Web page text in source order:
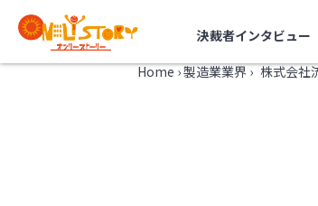
決裁者インタビュー
Home ›製造業業界 › 株式会社